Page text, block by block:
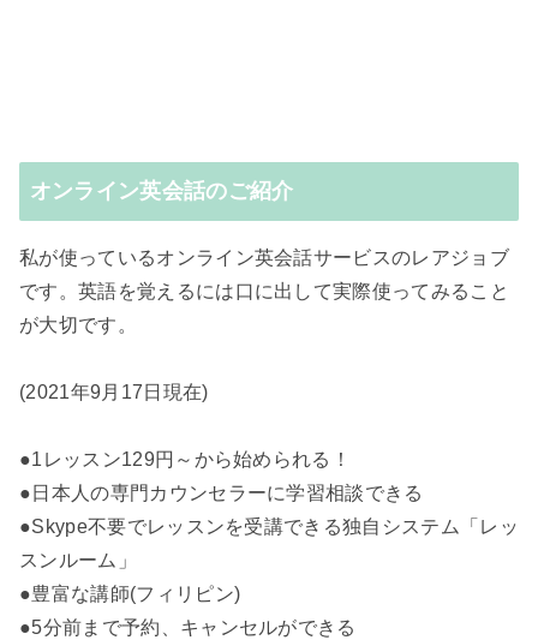
オンライン英会話のご紹介
私が使っているオンライン英会話サービスのレアジョブ
です。英語を覚えるには口に出して実際使ってみること
が大切です。
(2021年9月17日現在)
●1レッスン129円～から始められる！
●日本人の専門カウンセラーに学習相談できる
●Skype不要でレッスンを受講できる独自システム「レッ
スンルーム」
●豊富な講師(フィリピン)
●5分前まで予約、キャンセルができる